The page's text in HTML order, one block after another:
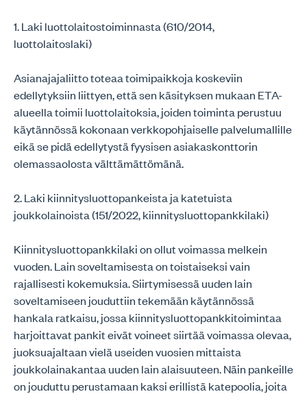
1. Laki luottolaitostoiminnasta (610/2014,
luottolaitoslaki)
Asianajajaliitto toteaa toimipaikkoja koskeviin
edellytyksiin liittyen, että sen käsityksen mukaan ETA-
alueella toimii luottolaitoksia, joiden toiminta perustuu
käytännössä kokonaan verkkopohjaiselle palvelumallille
eikä se pidä edellytystä fyysisen asiakaskonttorin
olemassaolosta välttämättömänä.
2. Laki kiinnitysluottopankeista ja katetuista
joukkolainoista (151/2022, kiinnitysluottopankkilaki)
Kiinnitysluottopankkilaki on ollut voimassa melkein
vuoden. Lain soveltamisesta on toistaiseksi vain
rajallisesti kokemuksia. Siirtymisessä uuden lain
soveltamiseen jouduttiin tekemään käytännössä
hankala ratkaisu, jossa kiinnitysluottopankkitoimintaa
harjoittavat pankit eivät voineet siirtää voimassa olevaa,
juoksuajaltaan vielä useiden vuosien mittaista
joukkolainakantaa uuden lain alaisuuteen. Näin pankeille
on jouduttu perustamaan kaksi erillistä katepoolia, joita